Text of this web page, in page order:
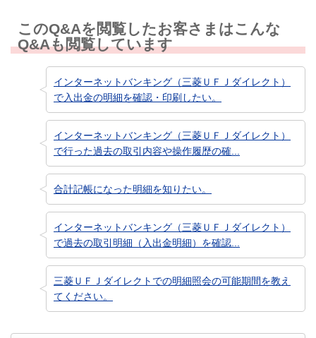
このQ&Aを閲覧したお客さまはこんな
Q&Aも閲覧しています
インターネットバンキング（三菱ＵＦＪダイレクト）
で入出金の明細を確認・印刷したい。
インターネットバンキング（三菱ＵＦＪダイレクト）
で行った過去の取引内容や操作履歴の確...
合計記帳になった明細を知りたい。
インターネットバンキング（三菱ＵＦＪダイレクト）
で過去の取引明細（入出金明細）を確認...
三菱ＵＦＪダイレクトでの明細照会の可能期間を教え
てください。